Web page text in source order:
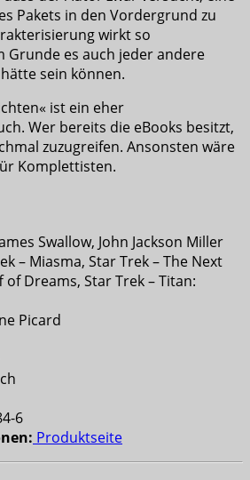
Pakets in den Vordergrund zu
wirkt so
Grunde es auch jeder andere
sein können.
ist ein eher
Wer bereits die eBooks besitzt,
zuzugreifen. Ansonsten wäre
Komplettisten.
Swallow, John Jackson Miller
– Miasma, Star Trek – The Next
Dreams, Star Trek – Titan:
Picard
6
Produktseite